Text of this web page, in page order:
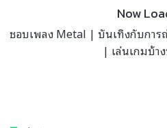
Now
ชอบเพลง Metal | บันเทิงกับการ
| เล่นเกมบ้าง